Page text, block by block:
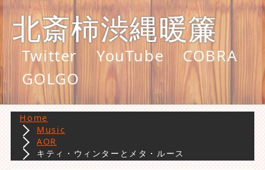
北斎柿渋縄暖簾
Twitter YouTube
COBRA
GOLGO
Home
Music
AOR
キティ・ウィンターとメタ・ルース